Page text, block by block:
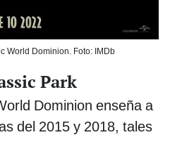
World Dominion. Foto: IMDb
Park
Dominion enseña a
del 2015 y 2018, tales